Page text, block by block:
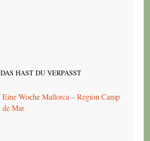
DAS HAST DU VERPASST
Eine Woche Mallorca – Region Camp
de Mar